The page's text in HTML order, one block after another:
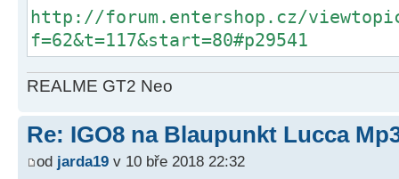
http://forum.entershop.cz/
f=62&t=117&start=80#p29541
REALME GT2 Neo
Re: IGO8 na Blaupunkt Lucca
od jarda19 v 10 bře 2018 22:32